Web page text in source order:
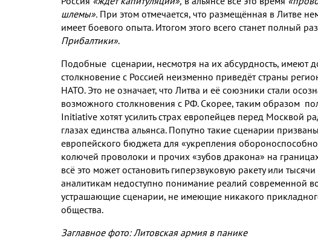
шлемы». При этом отмечается, что размещённая в Литве
имеет боевого опыта. Итогом этого всего станет полный
Прибалтики».
Подобные сценарии, несмотря на их абсурдность, имеют
столкновение с Россией неизменно приведёт страны
НАТО.Это не означает, что Литва и её союзники стали
возможного столкновения с РФ. Скорее, таким образом
Initiative хотят усилить страх европейцев перед Москвой
глазах единства альянса. Попутно такие сценарии
европейского бюджета для «укрепления
колючей проволоки и прочих «зубов дракона» на
всё это может остановить гиперзвуковую ракету или
аналитикам недоступно понимание реалий современной
устрашающие сценарии, не имеющие никакого
общества.
Заглавное фото: Литовская армия в панике